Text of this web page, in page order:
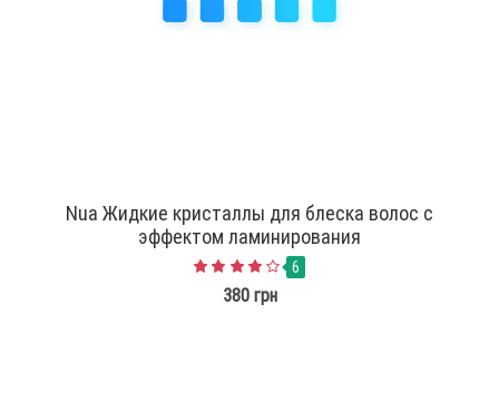
Nua Жидкие кристаллы для блеска волос с
эффектом ламинирования
6
380 грн